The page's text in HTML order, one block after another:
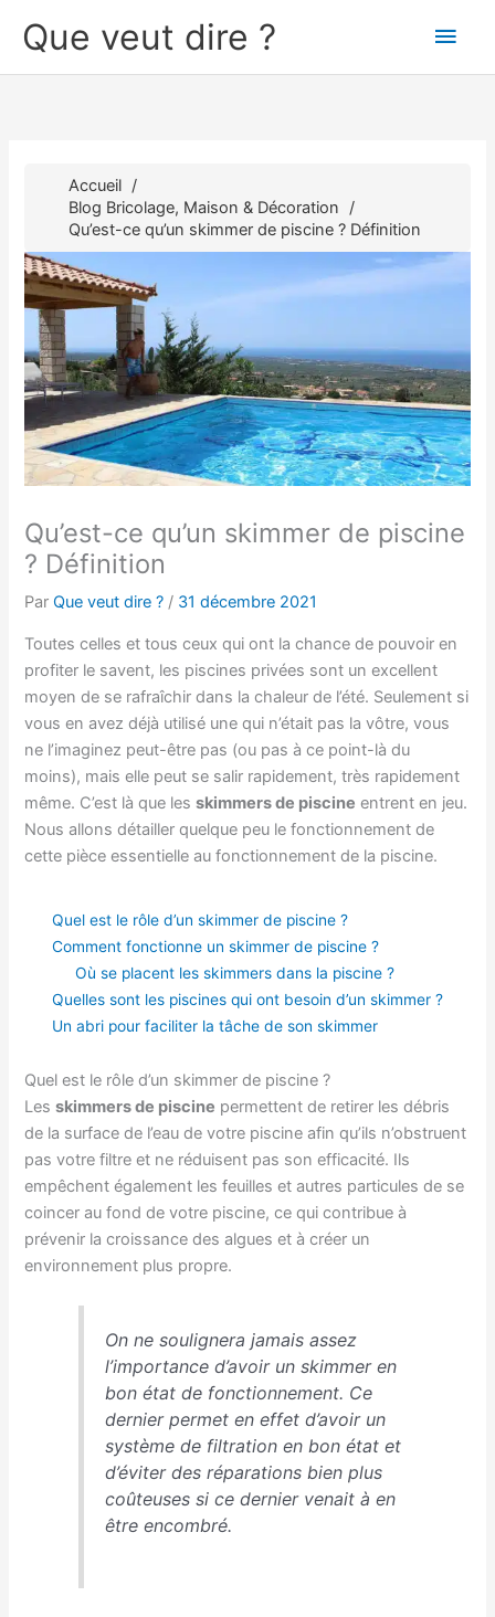
Que veut dire ?
Accueil
Blog Bricolage, Maison & Décoration
Qu’est-ce qu’un skimmer de piscine ? Définition
Qu’est-ce qu’un skimmer de piscine
? Définition
ParQue veut dire ? / 31 décembre 2021
Toutes celles et tous ceux qui ont la chance de pouvoir en
profiter le savent, les piscines privées sont un excellent
moyen de se rafraîchir dans la chaleur de l’été. Seulement si
vous en avez déjà utilisé une qui n’était pas la vôtre, vous
ne l’imaginez peut-être pas (ou pas à ce point-là du
moins), mais elle peut se salir rapidement, très rapidement
même. C’est là que lesskimmers de piscine entrent en jeu.
Nous allons détailler quelque peu le fonctionnement de
cette pièce essentielle au fonctionnement de la piscine.
Quel est le rôle d’un skimmer de piscine ?
Comment fonctionne un skimmer de piscine ?
Où se placent les skimmers dans la piscine ?
Quelles sont les piscines qui ont besoin d’un skimmer ?
Un abri pour faciliter la tâche de son skimmer
Quel est le rôle d’un skimmer de piscine ?
Lesskimmers de piscine permettent de retirer les débris
de la surface de l’eau de votre piscine afin qu’ils n’obstruent
pas votre filtre et ne réduisent pas son efficacité. Ils
empêchent également les feuilles et autres particules de se
coincer au fond de votre piscine, ce qui contribue à
prévenir la croissance des algues et à créer un
environnement plus propre.
On ne soulignera jamais assez
l’importance d’avoir un skimmer en
bon état de fonctionnement. Ce
dernier permet en effet d’avoir un
système de filtration en bon état et
d’éviter des réparations bien plus
coûteuses si ce dernier venait à en
être encombré.